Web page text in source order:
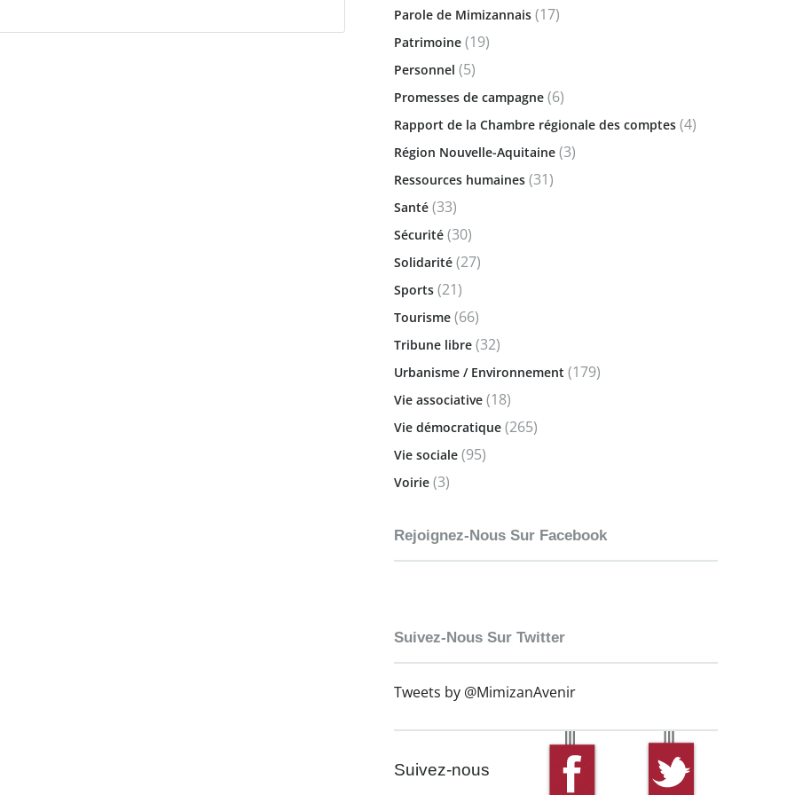
Parole de Mimizannais (17)
Patrimoine (19)
Personnel (5)
Promesses de campagne (6)
Rapport de la Chambre régionale des comptes (4)
Région Nouvelle-Aquitaine (3)
Ressources humaines (31)
Santé (33)
Sécurité (30)
Solidarité (27)
Sports (21)
Tourisme (66)
Tribune libre (32)
Urbanisme / Environnement (179)
Vie associative (18)
Vie démocratique (265)
Vie sociale (95)
Voirie (3)
Rejoignez-Nous Sur Facebook
Suivez-Nous Sur Twitter
Tweets by @MimizanAvenir
Suivez-nous